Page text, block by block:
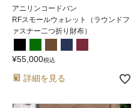
アニリンコードバン
RFスモールウォレット（ラウンドフ
ァスナー二つ折り財布）
¥55,000税込
詳細を見る